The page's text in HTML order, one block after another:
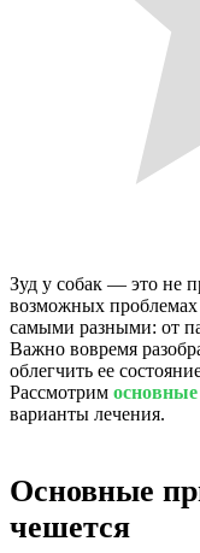
Зуд у собак — это не
возможных
самыми разными: от
Важно вовремя
облегчить ее
Рассмотрим
варианты лечения.
Основные
чешется